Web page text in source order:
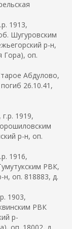
1913,
Шугуровским
р-н,
Гора), оп.
Абдулово,
26.10.41,
1919,
р-н, оп.
1916,
РВК,
н, оп. 818883, д.
1903,
РВК
р-